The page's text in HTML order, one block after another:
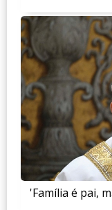
'Família é pai,